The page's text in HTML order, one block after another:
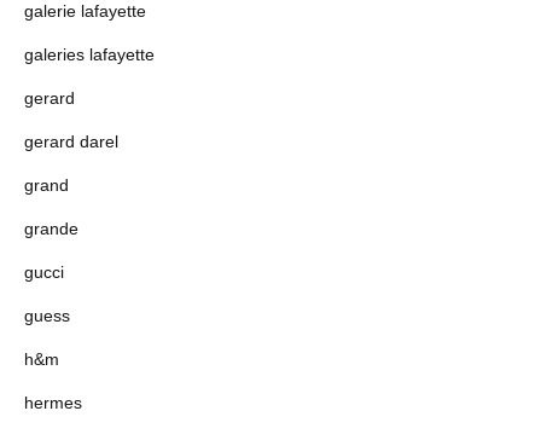
galerie lafayette
galeries lafayette
gerard
gerard darel
grand
grande
gucci
guess
h&m
hermes